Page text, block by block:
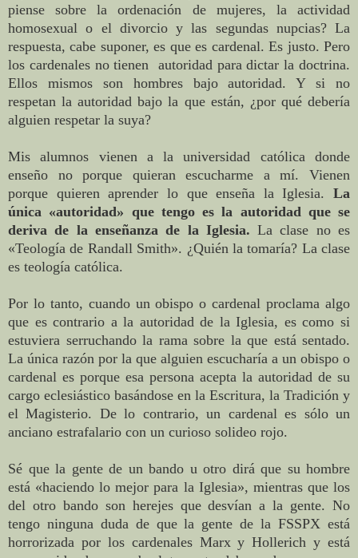
piense sobre la ordenación de mujeres, la actividad
homosexual o el divorcio y las segundas nupcias? La
respuesta, cabe suponer, es que es cardenal. Es justo. Pero
los cardenales no tienen autoridad para dictar la doctrina.
Ellos mismos son hombres bajo autoridad. Y si no
respetan la autoridad bajo la que están, ¿por qué debería
alguien respetar la suya?
Mis alumnos vienen a la universidad católica donde
enseño no porque quieran escucharme a mí. Vienen
porque quieren aprender lo que enseña la Iglesia. La
única «autoridad» que tengo es la autoridad que se
deriva de la enseñanza de la Iglesia. La clase no es
«Teología de Randall Smith». ¿Quién la tomaría? La clase
es teología católica.
Por lo tanto, cuando un obispo o cardenal proclama algo
que es contrario a la autoridad de la Iglesia, es como si
estuviera serruchando la rama sobre la que está sentado.
La única razón por la que alguien escucharía a un obispo o
cardenal es porque esa persona acepta la autoridad de su
cargo eclesiástico basándose en la Escritura, la Tradición y
el Magisterio. De lo contrario, un cardenal es sólo un
anciano estrafalario con un curioso solideo rojo.
Sé que la gente de un bando u otro dirá que su hombre
está «haciendo lo mejor para la Iglesia», mientras que los
del otro bando son herejes que desvían a la gente. No
tengo ninguna duda de que la gente de la FSSPX está
horrorizada por los cardenales Marx y Hollerich y está